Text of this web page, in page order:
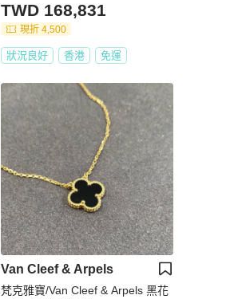
TWD 168,831
現折 4,500
狀況良好 香港 免運
Van Cleef & Arpels
梵克雅寶/Van Cleef & Arpels 黑花